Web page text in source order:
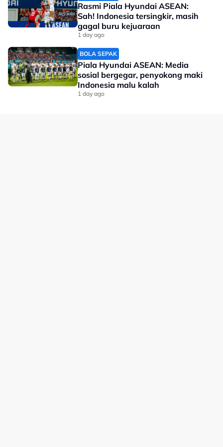
memperkukuh kecergasan, taktikal serta persefahaman
pasukan.
"Kem kami kekal dengan 34 pemain sejak beberapa
bulan lalu dan kami akan mengadakan satu lagi ujian
pada malam ini sambil beberapa pemain masih
memerlukan tempoh pemulihan," katanya.
No node context available.
Rasmi Piala Hyundai ASEAN:
Sah! Indonesia tersingkir, masih
gagal buru kejuaraan
1 day ago
BOLA SEPAK
Piala Hyundai ASEAN: Media
sosial bergegar, penyokong maki
Indonesia malu kalah
1 day ago